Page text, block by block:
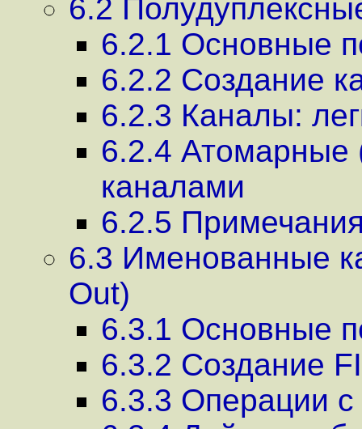
6.2
6.2.1 Основные
6.2.2 Создание
6.2.3 Каналы:
6.2.4 Атомарные
каналами
6.2.5
6.3 Именованные
Out)
6.3.1 Основные
6.3.2 Создание
6.3.3 Операции с